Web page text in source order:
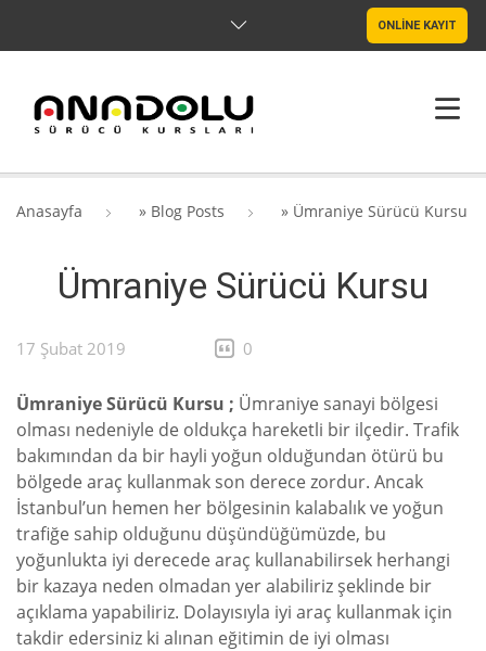
ONLİNE KAYIT
ŞUBELER
SRC & PSIKOTEKNIK
BLOG
İLETIŞIM
Anasayfa » Blog Posts » Ümraniye Sürücü Kursu
Ümraniye Sürücü Kursu
17 Şubat 2019 0
Ümraniye Sürücü Kursu ; Ümraniye sanayi bölgesi
olması nedeniyle de oldukça hareketli bir ilçedir. Trafik
bakımından da bir hayli yoğun olduğundan ötürü bu
bölgede araç kullanmak son derece zordur. Ancak
İstanbul’un hemen her bölgesinin kalabalık ve yoğun
trafiğe sahip olduğunu düşündüğümüzde, bu
yoğunlukta iyi derecede araç kullanabilirsek herhangi
bir kazaya neden olmadan yer alabiliriz şeklinde bir
açıklama yapabiliriz. Dolayısıyla iyi araç kullanmak için
takdir edersiniz ki alınan eğitimin de iyi olması